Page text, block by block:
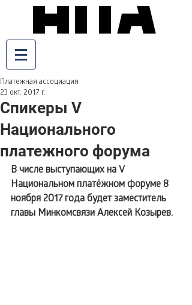
Спикеры V
Национального
платежного форума
Платежная ассоциация
23 окт. 2017 г.
В числе выступающих на V
Национальном платёжном форуме 8
ноября 2017 года будет заместитель
главы Минкомсвязи Алексей Козырев.